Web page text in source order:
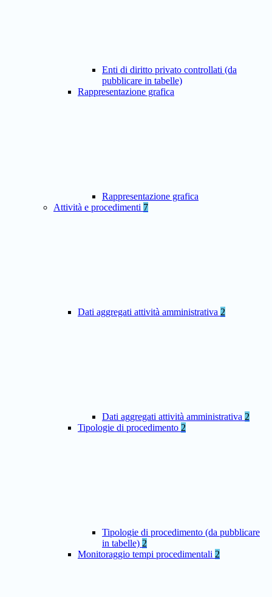
Enti di diritto privato controllati (da
pubblicare in tabelle)
Rappresentazione grafica
Rappresentazione grafica
Attività e procedimenti 7
Dati aggregati attività amministrativa 2
Dati aggregati attività amministrativa 2
Tipologie di procedimento 2
Tipologie di procedimento (da pubblicare
in tabelle) 2
Monitoraggio tempi procedimentali 2